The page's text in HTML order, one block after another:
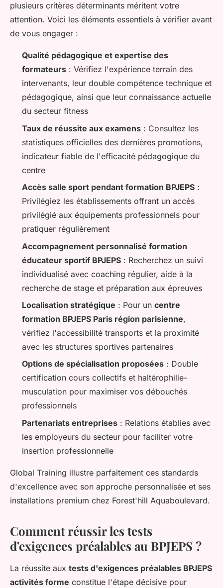
plusieurs critères déterminants méritent votre
attention. Voici les éléments essentiels à vérifier avant
de vous engager :
Qualité pédagogique et expertise des
formateurs : Vérifiez l'expérience terrain des
intervenants, leur double compétence technique et
pédagogique, ainsi que leur connaissance actuelle
du secteur fitness
Taux de réussite aux examens : Consultez les
statistiques officielles des dernières promotions,
indicateur fiable de l'efficacité pédagogique du
centre
Accès salle sport pendant formation BPJEPS :
Privilégiez les établissements offrant un accès
privilégié aux équipements professionnels pour
pratiquer régulièrement
Accompagnement personnalisé formation
éducateur sportif BPJEPS : Recherchez un suivi
individualisé avec coaching régulier, aide à la
recherche de stage et préparation aux épreuves
Localisation stratégique : Pour un centre
formation BPJEPS Paris région parisienne,
vérifiez l'accessibilité transports et la proximité
avec les structures sportives partenaires
Options de spécialisation proposées : Double
certification cours collectifs et haltérophilie-
musculation pour maximiser vos débouchés
professionnels
Partenariats entreprises : Relations établies avec
les employeurs du secteur pour faciliter votre
insertion professionnelle
Global Training illustre parfaitement ces standards
d'excellence avec son approche personnalisée et ses
installations premium chez Forest'hill Aquaboulevard.
Comment réussir les tests
d'exigences préalables au BPJEPS ?
La réussite aux tests d'exigences préalables BPJEPS
activités forme constitue l'étape décisive pour